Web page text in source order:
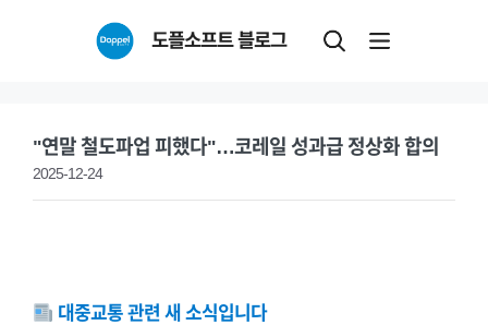
도플소프트 블로그
"연말 철도파업 피했다"…코레일 성과급 정상화 합의
2025-12-24
대중교통 관련 새 소식입니다